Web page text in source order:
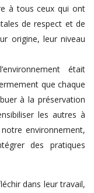
à tous ceux qui ont
de respect et de
origine, leur niveau
était
que chaque
à la préservation
les autres à
environnement,
des pratiques
dans leur travail,